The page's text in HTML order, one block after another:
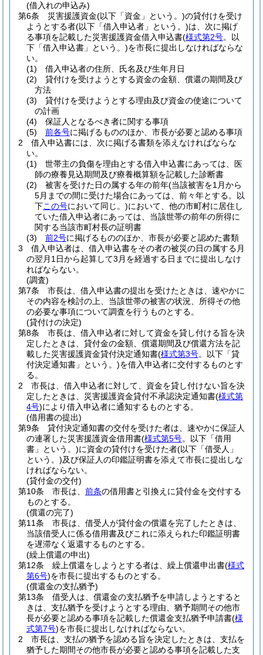
(借入れの申込み)
第6条
災害援護資金(以下「資金」という。)の貸付けを受け
ようとする者(以下「借入申込者」という。)は、次に掲げ
る事項を記載した災害援護資金借入申込書(様式第2号。以
下「借入申込書」という。)を市長に提出しなければならな
い。
(1)
借入申込者の住所、氏名及び生年月日
(2)
貸付けを受けようとする資金の金額、償還の期間及び
方法
(3)
貸付けを受けようとする理由及び資金の使途について
の計画
(4)
保証人となるべき者に関する事項
(5)
前各号に掲げるもののほか、市長が必要と認める事項
2
借入申込書には、次に掲げる書類を添えなければならな
い。
(1)
世帯主の負傷を理由とする借入申込書にあっては、医
師の療養見込期間及び療養概算額を記載した診断書
(2)
被害を受けた日の属する年の前年(当該被害を1月から
5月までの間に受けた場合にあっては、前々年とする。以
下この号において同じ。)において、他の市町村に居住し
ていた借入申込者にあっては、当該世帯の前年の所得に
関する当該市町村長の証明書
(3)
前2号に掲げるもののほか、市長が必要と認めた書類
3
借入申込者は、借入申込書をその者の被災の日の属する月
の翌月1日から起算して3月を経過する日までに提出しなけ
ればならない。
(調査)
第7条
市長は、借入申込書の提出を受けたときは、速やかに
その内容を検討の上、当該世帯の被害の状況、所得その他
の必要な事項について調査を行うものとする。
(貸付けの決定)
第8条
市長は、借入申込者に対して資金を貸し付ける旨を決
定したときは、貸付金の金額、償還期間及び償還方法を記
載した災害援護資金貸付決定通知書(様式第3号。以下「貸
付決定通知書」という。)を借入申込者に交付するものとす
る。
2
市長は、借入申込者に対して、資金を貸し付けない旨を決
定したときは、災害援護資金貸付不承認決定通知書(様式第
4号)により借入申込者に通知するものとする。
(借用書の提出)
第9条
貸付決定通知書の交付を受けた者は、速やかに保証人
の連署した災害援護資金借用書(様式第5号。以下「借用
書」という。)に資金の貸付けを受けた者(以下「借受人」
という。)及び保証人の印鑑証明書を添えて市長に提出しな
ければならない。
(貸付金の交付)
第10条
市長は、 前条の借用書と引換えに貸付金を交付する
ものとする。
(償還の完了)
第11条
市長は、借受人が貸付金の償還を完了したときは、
当該借受人に係る借用書及びこれに添えられた印鑑証明書
を遅滞なく返還するものとする。
(繰上償還の申出)
第12条
繰上償還をしようとする者は、繰上償還申出書(様式
第6号)を市長に提出するものとする。
(償還金の支払猶予)
第13条
借受人は、償還金の支払猶予を申請しようとすると
きは、支払猶予を受けようとする理由、猶予期間その他市
長が必要と認める事項を記載した償還金支払猶予申請書(様
式第7号)を市長に提出しなければならない。
2
市長は、支払の猶予を認める旨を決定したときは、支払を
猶予した期間その他市長が必要と認める事項を記載した支